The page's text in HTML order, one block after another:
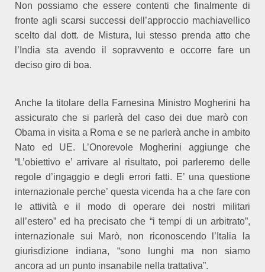
Non possiamo che essere contenti che finalmente di
fronte agli scarsi successi dell’approccio machiavellico
scelto dal dott. de Mistura, lui stesso prenda atto che
l’India sta avendo il sopravvento e occorre fare un
deciso giro di boa.
Anche la titolare della Farnesina Ministro Mogherini ha
assicurato che si parlerà del caso dei due marò con
Obama in visita a Roma e se ne parlerà anche in ambito
Nato ed UE. L’Onorevole Mogherini aggiunge che
“L’obiettivo e’ arrivare al risultato, poi parleremo delle
regole d’ingaggio e degli errori fatti. E’ una questione
internazionale perche’ questa vicenda ha a che fare con
le attività e il modo di operare dei nostri militari
all’estero” ed ha precisato che “i tempi di un arbitrato”,
internazionale sui Marò, non riconoscendo l’Italia la
giurisdizione indiana, “sono lunghi ma non siamo
ancora ad un punto insanabile nella trattativa”.